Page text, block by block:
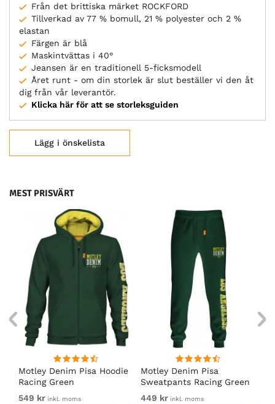
Från det brittiska märket ROCKFORD
Tillverkad av 77 % bomull, 21 % polyester och 2 %
elastan
Färgen är blå
Maskintvättas i 40°
Jeansen är en traditionell 5-ficksmodell
Året runt - om din storlek är slut beställer vi den åt
dig från vår leverantör.
Klicka här för att se storleksguiden
Lägg i önskelista
MEST PRISVÄRT
Motley Denim Pisa Hoodie
Racing Green
549 kr inkl. moms
Motley Denim Pisa
Sweatpants Racing Green
449 kr inkl. moms